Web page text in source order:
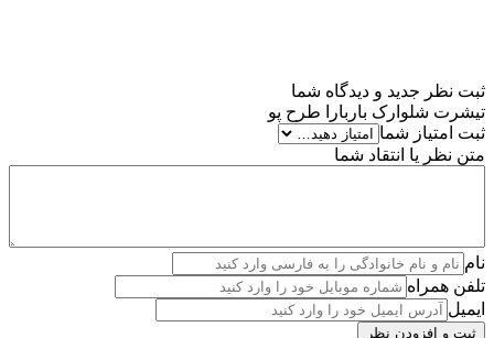
نظر جدید و دیدگاه شما
شلوارک باربارا طرح پو
امتیاز شما
نظر یا انتقاد شما
همراه